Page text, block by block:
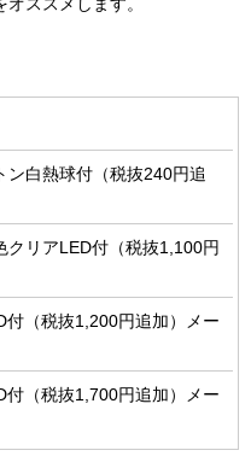
ススメします。
ン白熱球付（税抜240円追
クリアLED付（税抜1,100円
（税抜1,200円追加）メー
（税抜1,700円追加）メー